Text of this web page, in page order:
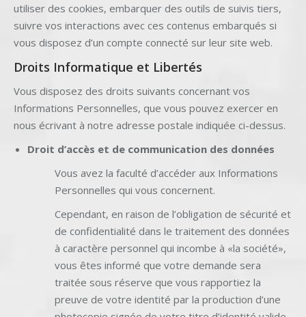
utiliser des cookies, embarquer des outils de suivis tiers,
suivre vos interactions avec ces contenus embarqués si
vous disposez d’un compte connecté sur leur site web.
Droits Informatique et Libertés
Vous disposez des droits suivants concernant vos
Informations Personnelles, que vous pouvez exercer en
nous écrivant à notre adresse postale indiquée ci-dessus.
Droit d’accès et de communication des données
Vous avez la faculté d’accéder aux Informations
Personnelles qui vous concernent.
Cependant, en raison de l’obligation de sécurité et
de confidentialité dans le traitement des données
à caractère personnel qui incombe à «la société»,
vous êtes informé que votre demande sera
traitée sous réserve que vous rapportiez la
preuve de votre identité par la production d’une